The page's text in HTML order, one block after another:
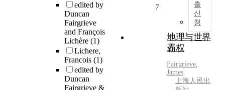
edited by
Duncan
Fairgrieve
and François
Lichère (1)
Lichere,
Francois (1)
edited by
Duncan
Fairgrieve &
출
신
청
7
地理与世界
霸权
Fairgrieve,
James
上海人民出